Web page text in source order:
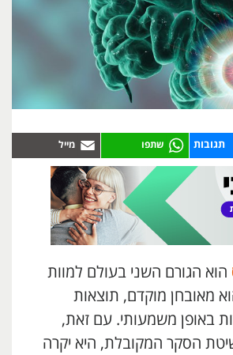
תגובות
הוא הגורם השני בעולם למוות
מאובחן מוקדם, תוצאות
באופן משמעותי. עם זאת,
הסקר המקובלת, היא יקרה